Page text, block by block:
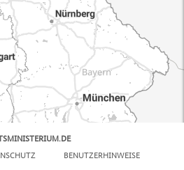
BENUTZERHINWEISE